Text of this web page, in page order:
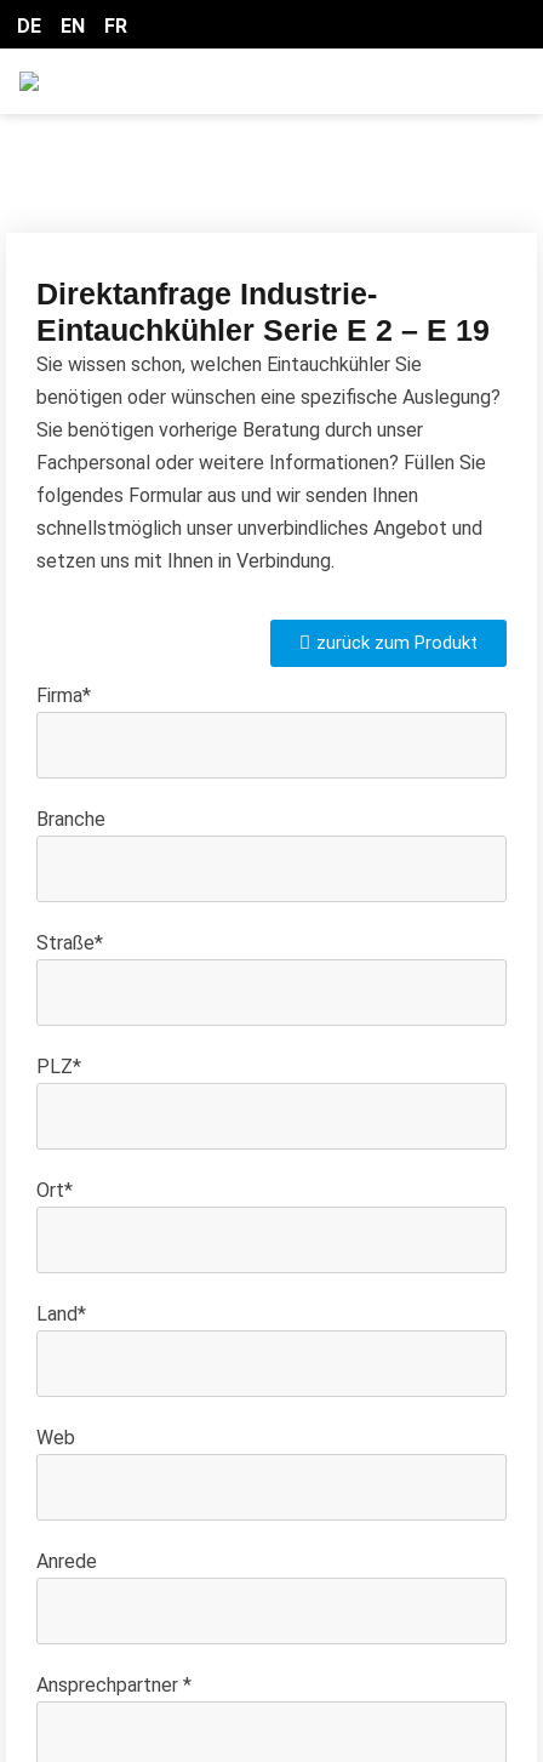
DE EN FR
Direktanfrage Industrie-
Eintauchkühler Serie E 2 – E 19
Sie wissen schon, welchen Eintauchkühler Sie
benötigen oder wünschen eine spezifische Auslegung?
Sie benötigen vorherige Beratung durch unser
Fachpersonal oder weitere Informationen? Füllen Sie
folgendes Formular aus und wir senden Ihnen
schnellstmöglich unser unverbindliches Angebot und
setzen uns mit Ihnen in Verbindung.
zurück zum Produkt
Firma*
Branche
Straße*
PLZ*
Ort*
Land*
Web
Anrede
Ansprechpartner *